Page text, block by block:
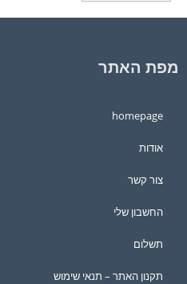
מפת האתר
homepage
אודות
צור קשר
החשבון שלי
תשלום
תקנון האתר – תנאי שימוש